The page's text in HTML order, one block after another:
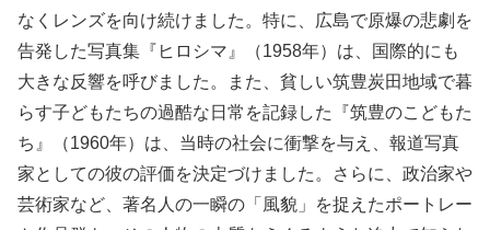
なくレンズを向け続けました。特に、広島で原爆の悲劇を
告発した写真集『ヒロシマ』（1958年）は、国際的にも
大きな反響を呼びました。また、貧しい筑豊炭田地域で暮
らす子どもたちの過酷な日常を記録した『筑豊のこどもた
ち』（1960年）は、当時の社会に衝撃を与え、報道写真
家としての彼の評価を決定づけました。さらに、政治家や
芸術家など、著名人の一瞬の「風貌」を捉えたポートレー